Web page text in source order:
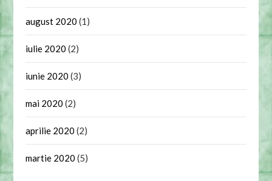
august 2020 (1)
iulie 2020 (2)
iunie 2020 (3)
mai 2020 (2)
aprilie 2020 (2)
martie 2020 (5)